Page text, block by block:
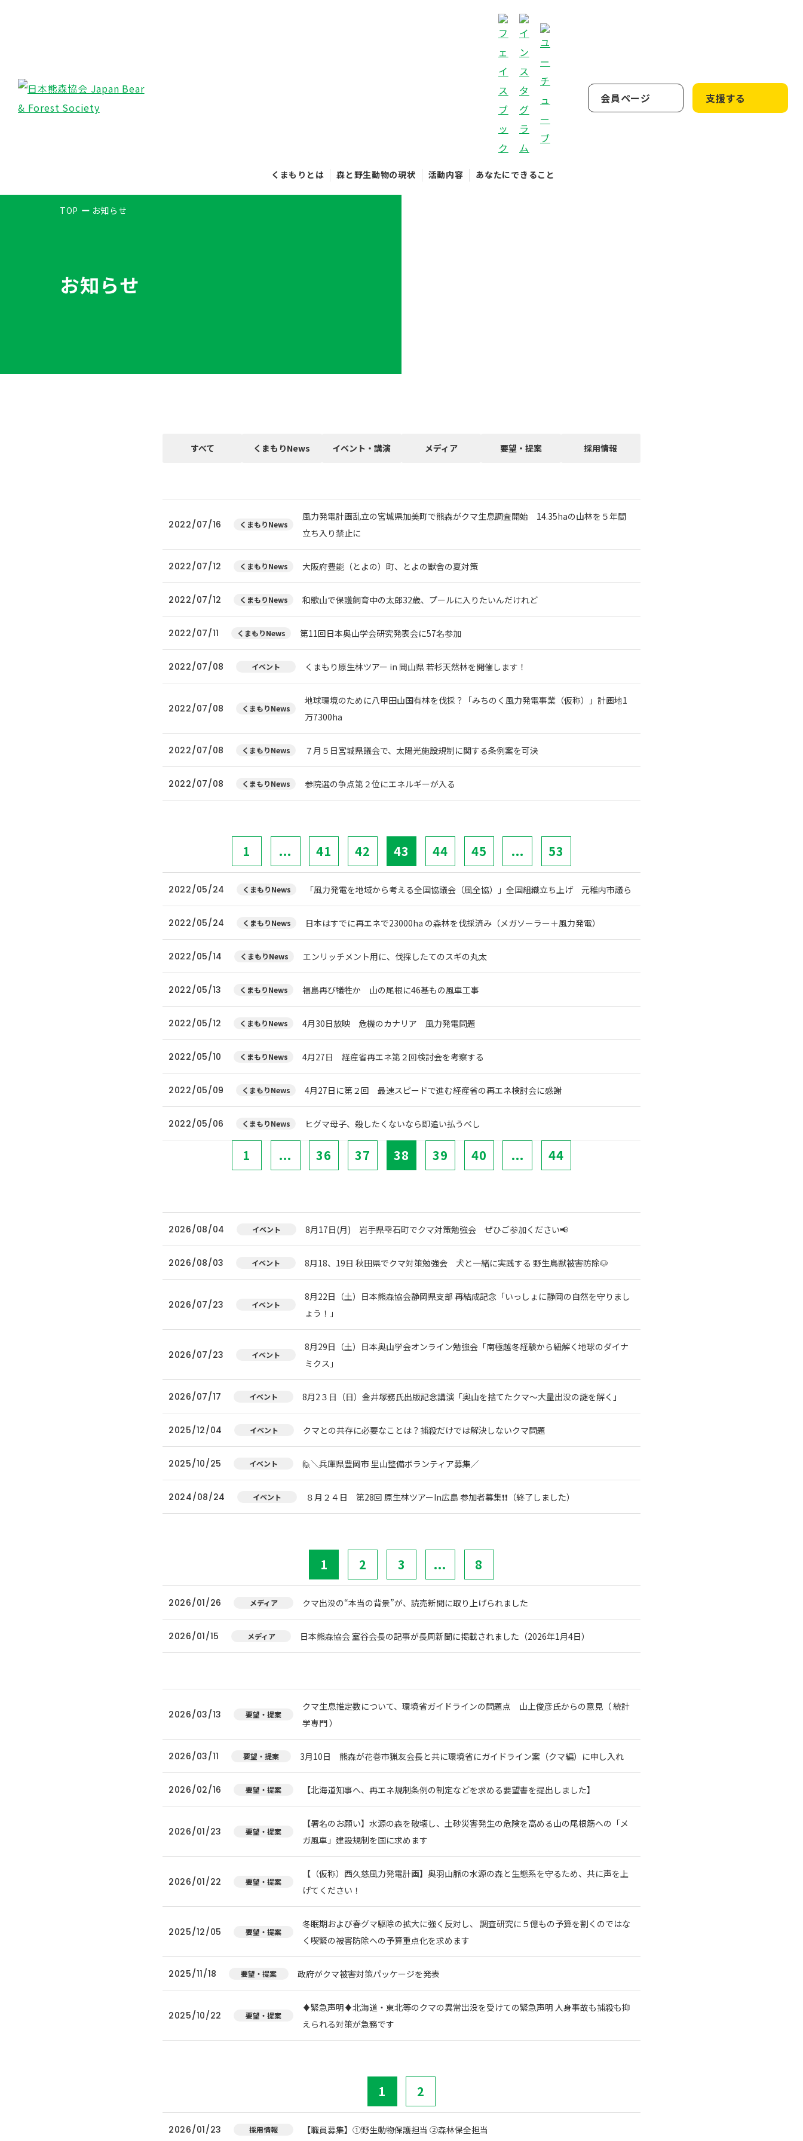
くまもりとは 森と野生動物の現状 活動内容 あなたにできること
会員ページ 支援する
TOP お知らせ
お知らせ
すべて くまもりNews イベント・講演 メディア 要望・提案 採用情報
2022/07/16 くまもりNews
風力発電計画乱立の宮城県加美町で熊森がクマ生息調査開始 14.35haの山林を５年間
立ち入り禁止に
2022/07/12 くまもりNews 大阪府豊能（とよの）町、とよの獣舎の夏対策
2022/07/12 くまもりNews 和歌山で保護飼育中の太郎32歳、プールに入りたいんだけれど
2022/07/11 くまもりNews 第11回日本奥山学会研究発表会に57名参加
2022/07/08 イベント くまもり原生林ツアー in 岡山県 若杉天然林を開催します！
2022/07/08 くまもりNews
地球環境のために八甲田山国有林を伐採？「みちのく風力発電事業（仮称）」計画地1
万7300ha
2022/07/08 くまもりNews ７月５日宮城県議会で、太陽光施設規制に関する条例案を可決
2022/07/08 くまもりNews 参院選の争点第２位にエネルギーが入る
1 ... 41 42 43 44 45 ... 53
2022/05/24 くまもりNews 「風力発電を地域から考える全国協議会（風全協）」全国組織立ち上げ 元稚内市議ら
2022/05/24 くまもりNews 日本はすでに再エネで23000ha の森林を伐採済み（メガソーラー＋風力発電）
2022/05/14 くまもりNews エンリッチメント用に、伐採したてのスギの丸太
2022/05/13 くまもりNews 福島再び犠牲か 山の尾根に46基もの風車工事
2022/05/12 くまもりNews 4月30日放映 危機のカナリア 風力発電問題
2022/05/10 くまもりNews 4月27日 経産省再エネ第２回検討会を考察する
2022/05/09 くまもりNews 4月27日に第２回 最速スピードで進む経産省の再エネ検討会に感謝
2022/05/06 くまもりNews ヒグマ母子、殺したくないなら即追い払うべし
1 ... 36 37 38 39 40 ... 44
2026/08/04 イベント 8月17日(月) 岩手県雫石町でクマ対策勉強会 ぜひご参加ください📢
2026/08/03 イベント 8月18、19日 秋田県でクマ対策勉強会 犬と一緒に実践する 野生鳥獣被害防除🐶
2026/07/23 イベント
8月22日（土）日本熊森協会静岡県支部 再結成記念「いっしょに静岡の自然を守りまし
ょう！」
2026/07/23 イベント
8月29日（土）日本奥山学会オンライン勉強会「南極越冬経験から紐解く地球のダイナ
ミクス」
2026/07/17 イベント 8月2３日（日）金井塚務氏出版記念講演「奥山を捨てたクマ～大量出没の謎を解く」
2025/12/04 イベント クマとの共存に必要なことは？捕殺だけでは解決しないクマ問題
2025/10/25 イベント 🙋＼兵庫県豊岡市 里山整備ボランティア募集／
2024/08/24 イベント ８月２４日 第28回 原生林ツアーIn広島 参加者募集❗❗（終了しました）
1 2 3 ... 8
2026/01/26 メディア クマ出没の“本当の背景”が、読売新聞に取り上げられました
2026/01/15 メディア 日本熊森協会 室谷会長の記事が長周新聞に掲載されました（2026年1月4日）
2026/03/13 要望・提案
クマ生息推定数について、環境省ガイドラインの問題点 山上俊彦氏からの意見（ 統計
学専門 ）
2026/03/11 要望・提案 3月10日 熊森が花巻市猟友会長と共に環境省にガイドライン案（クマ編）に申し入れ
2026/02/16 要望・提案 【北海道知事へ、再エネ規制条例の制定などを求める要望書を提出しました】
2026/01/23 要望・提案
【署名のお願い】水源の森を破壊し、土砂災害発生の危険を高める山の尾根筋への「メ
ガ風車」建設規制を国に求めます
2026/01/22 要望・提案
【（仮称）西久慈風力発電計画】奥羽山脈の水源の森と生態系を守るため、共に声を上
げてください！
2025/12/05 要望・提案
冬眠期および春グマ駆除の拡大に強く反対し、 調査研究に５億もの予算を割くのではな
く喫緊の被害防除への予算重点化を求めます
2025/11/18 要望・提案 政府がクマ被害対策パッケージを発表
2025/10/22 要望・提案
♦️緊急声明♦️北海道・東北等のクマの異常出没を受けての緊急声明 人身事故も捕殺も抑
えられる対策が急務です
1 2
2026/01/23 採用情報 【職員募集】①野生動物保護担当 ②森林保全担当